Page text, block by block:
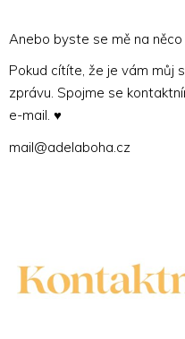
Anebo byste se mě na
Pokud cítíte, že je vám můj
zprávu. Spojme se
e-mail. ♥
mail@adelaboha.cz